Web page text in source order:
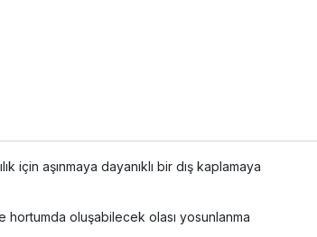
için aşınmaya dayanıklı bir dış kaplamaya
hortumda oluşabilecek olası yosunlanma